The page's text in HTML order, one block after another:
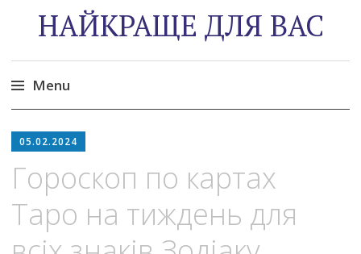
НАЙКРАЩЕ ДЛЯ ВАС
Menu
to
05.02.2024
Гороскоп по картах
Таро на тиждень для